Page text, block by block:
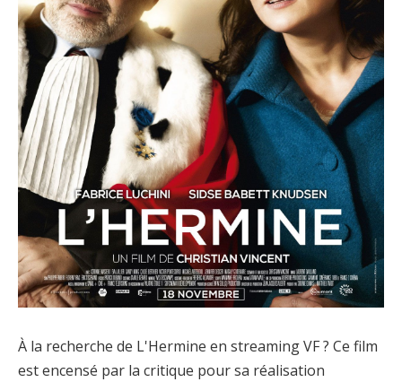
À la recherche de L'Hermine en streaming VF ? Ce film
est encensé par la critique pour sa réalisation